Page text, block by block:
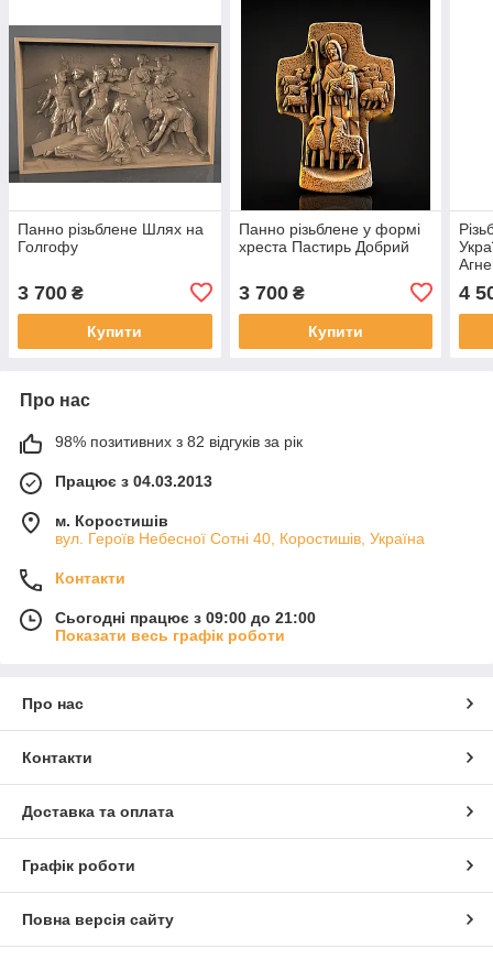
Панно різьблене Шлях на
Голгофу
3 700 ₴
Купити
Панно різьблене у формі
хреста Пастирь Добрий
3 700₴
Купити
4
Про нас
98% позитивних з 82 відгуків за рік
Працює з 04.03.2013
м. Коростишів
вул. Героїв Небесної Сотні 40, Коростишів, Україна
Контакти
Сьогодні працює з 09:00 до 21:00
Показати весь графік роботи
Про нас
Контакти
Доставка та оплата
Графік роботи
Повна версія сайту